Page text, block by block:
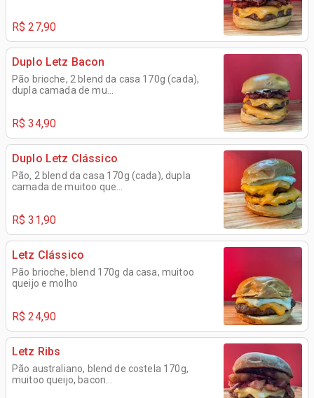
R$ 27,90
Duplo Letz Bacon
Pão brioche, 2 blend da casa 170g (cada),
dupla camada de mu...
R$ 34,90
Duplo Letz Clássico
Pão, 2 blend da casa 170g (cada), dupla
camada de muitoo que...
R$ 31,90
Letz Clássico
Pão brioche, blend 170g da casa, muitoo
queijo e molho
R$ 24,90
Letz Ribs
Pão australiano, blend de costela 170g,
muitoo queijo, bacon...